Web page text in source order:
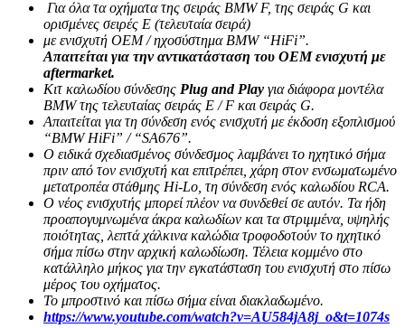
Για όλα τα οχήματα της σειράς BMW F, της σειράς G και
ορισμένες σειρές E (τελευταία σειρά)
με ενισχυτή OEM / ηχοσύστημα BMW “HiFi”.
Απαιτείται για την αντικατάσταση του OEM ενισχυτή με
aftermarket.
Κιτ καλωδίου σύνδεσης Plug and Play για διάφορα μοντέλα
BMW της τελευταίας σειράς E / F και σειράς G.
Απαιτείται για τη σύνδεση ενός ενισχυτή με έκδοση εξοπλισμού
“BMW HiFi” / “SA676”.
Ο ειδικά σχεδιασμένος σύνδεσμος λαμβάνει το ηχητικό σήμα
πριν από τον ενισχυτή και επιτρέπει, χάρη στον ενσωματωμένο
μετατροπέα στάθμης Hi-Lo, τη σύνδεση ενός καλωδίου RCA.
Ο νέος ενισχυτής μπορεί πλέον να συνδεθεί σε αυτόν. Τα ήδη
προαπογυμνωμένα άκρα καλωδίων και τα στριμμένα, υψηλής
ποιότητας, λεπτά χάλκινα καλώδια τροφοδοτούν το ηχητικό
σήμα πίσω στην αρχική καλωδίωση. Τέλεια κομμένο στο
κατάλληλο μήκος για την εγκατάσταση του ενισχυτή στο πίσω
μέρος του οχήματος.
Το μπροστινό και πίσω σήμα είναι διακλαδωμένο.
https://www.youtube.com/watch?v=AU584jA8j_o&t=1074s